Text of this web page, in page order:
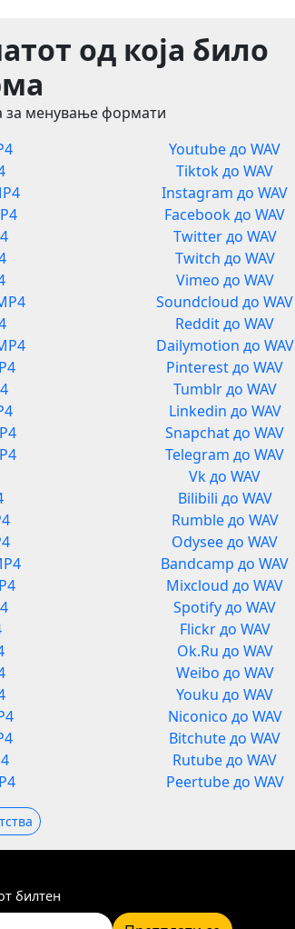
од која било
за менување формати
Youtube до WAV
Tiktok до WAV
Instagram до WAV
Facebook до WAV
Twitter до WAV
Twitch до WAV
Vimeo до WAV
Soundcloud до WAV
Reddit до WAV
Dailymotion до WAV
Pinterest до WAV
Tumblr до WAV
Linkedin до WAV
Snapchat до WAV
Telegram до WAV
Vk до WAV
Bilibili до WAV
Rumble до WAV
Odysee до WAV
Bandcamp до WAV
Mixcloud до WAV
Spotify до WAV
Flickr до WAV
Ok.Ru до WAV
Weibo до WAV
Youku до WAV
Niconico до WAV
Bitchute до WAV
Rutube до WAV
Peertube до WAV
билтен